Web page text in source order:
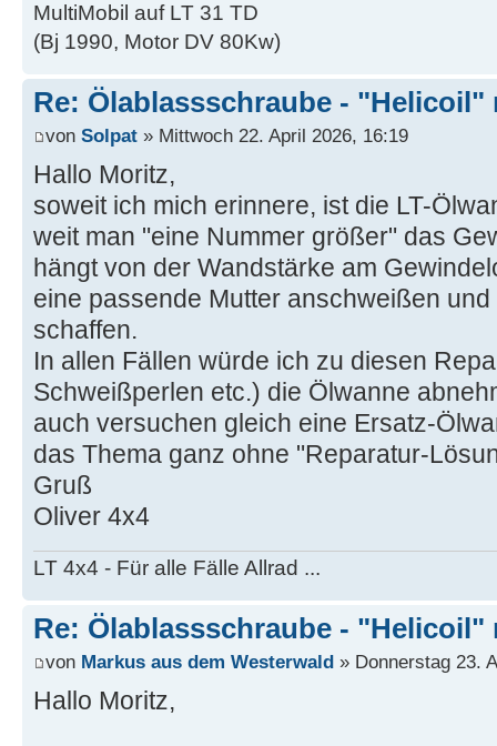
MultiMobil auf LT 31 TD
(Bj 1990, Motor DV 80Kw)
Re: Ölablassschraube - "Helicoil"
von Solpat » Mittwoch 22. April 2026, 16:19
Hallo Moritz,
soweit ich mich erinnere, ist die LT-
weit man "eine Nummer größer" das
hängt von der Wandstärke am
eine passende Mutter anschweißen
schaffen.
In allen Fällen würde ich zu diesen
Schweißperlen etc.) die Ölwanne
auch versuchen gleich eine Ersatz-
das Thema ganz ohne "Reparatur-
Gruß
Oliver 4x4
LT 4x4 - Für alle Fälle Allrad ...
Re: Ölablassschraube - "Helicoil"
von Markus aus dem Westerwald » Donnerstag 23.
Hallo Moritz,